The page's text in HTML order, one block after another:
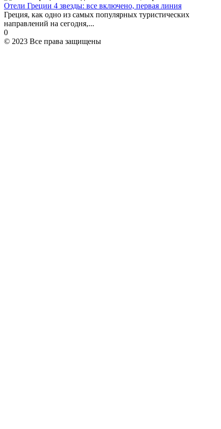
Отели Греции 4 звезды: все включено, первая линия
Греция, как одно из самых популярных туристических
направлений на сегодня,...
0
© 2023 Все права защищены